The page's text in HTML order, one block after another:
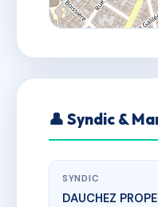
👤 Syndic &
SYNDIC
DAUCHEZ